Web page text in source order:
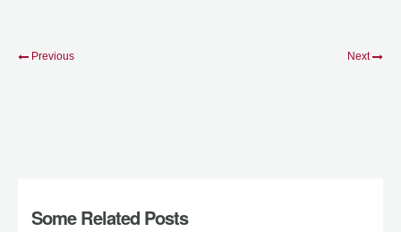
Previous Next
Some Related Posts